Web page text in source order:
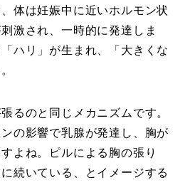
体は妊娠中に近いホルモン状
激され、一時的に発達しま
ハリ」が生まれ、「大きくな
るのと同じメカニズムです。
の影響で乳腺が発達し、胸が
よね。ピルによる胸の張り
続いている、とイメージする